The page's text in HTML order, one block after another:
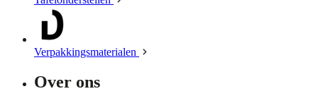
Verpakkingsmaterialen
Over ons